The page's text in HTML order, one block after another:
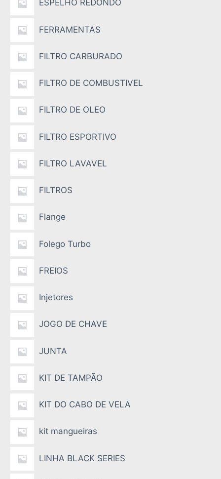
ESPELHO REDONDO
FERRAMENTAS
FILTRO CARBURADO
FILTRO DE COMBUSTIVEL
FILTRO DE OLEO
FILTRO ESPORTIVO
FILTRO LAVAVEL
FILTROS
Flange
Folego Turbo
FREIOS
Injetores
JOGO DE CHAVE
JUNTA
KIT DE TAMPÃO
KIT DO CABO DE VELA
kit mangueiras
LINHA BLACK SERIES